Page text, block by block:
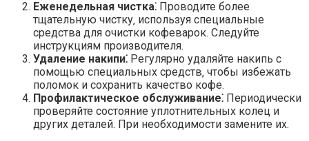
Еженедельная чистка⁚ Проводите более
тщательную чистку‚ используя специальные
средства для очистки кофеварок. Следуйте
инструкциям производителя.
Удаление накипи⁚ Регулярно удаляйте накипь с
помощью специальных средств‚ чтобы избежать
поломок и сохранить качество кофе.
Профилактическое обслуживание⁚ Периодически
проверяйте состояние уплотнительных колец и
других деталей. При необходимости замените их.